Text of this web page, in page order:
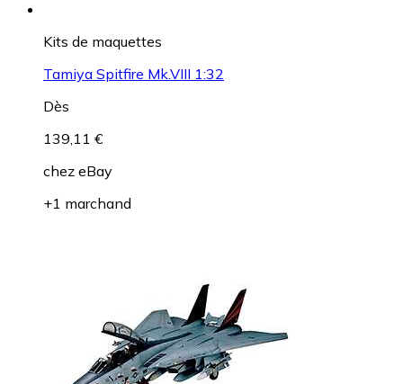
Kits de maquettes
Tamiya Spitfire Mk.VIII 1:32
Dès
139,11 €
chez eBay
+1 marchand